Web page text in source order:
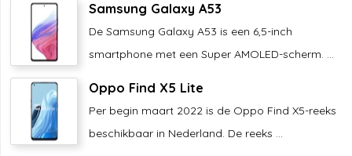
Samsung Galaxy A53
De Samsung Galaxy A53 is een 6,5-inch
smartphone met een Super AMOLED-scherm. ...
Oppo Find X5 Lite
Per begin maart 2022 is de Oppo Find X5-reeks
beschikbaar in Nederland. De reeks ...